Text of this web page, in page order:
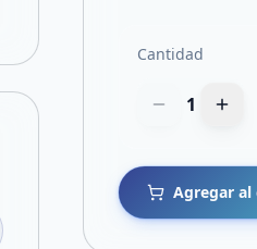
Cantidad
1
Agregar al